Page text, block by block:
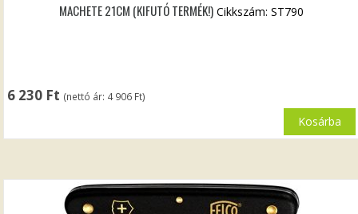
MACHETE 21CM (KIFUTÓ TERMÉK!)
6 230 Ft (nettó ár: 4 906 Ft)
Cikkszám: ST790
Kosárba